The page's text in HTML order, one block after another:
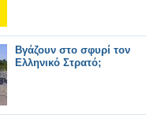
Βγάζουν στο σφυρί τον
Ελληνικό Στρατό;